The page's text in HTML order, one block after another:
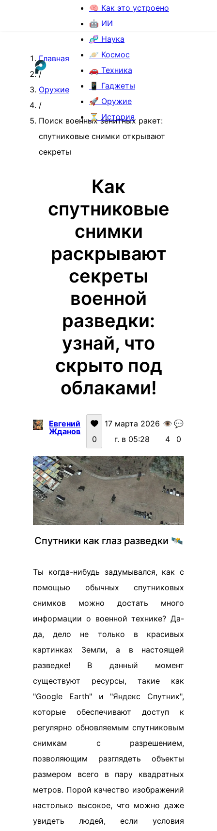
🧠 Как это устроено
🤖 ИИ
🧬 Наука
🪐 Космос
🚗 Техника
📱 Гаджеты
🚀 Оружие
⏳ История
Главная
/
Оружие
/
Поиск военных зенитных ракет:
спутниковые снимки открывают
секреты
Как
спутниковые
снимки
раскрывают
секреты
военной
разведки:
узнай, что
скрыто под
облаками!
Евгений
Жданов
0
17 марта 2026
г. в 05:28
👁️
4
💬
0
Спутники как глаз разведки 🛰️
Ты когда-нибудь задумывался, как с
помощью обычных спутниковых
снимков можно достать много
информации о военной технике? Да-
да, дело не только в красивых
картинках Земли, а в настоящей
разведке! В данный момент
существуют ресурсы, такие как
"Google Earth" и "Яндекс Спутник",
которые обеспечивают доступ к
регулярно обновляемым спутниковым
снимкам с разрешением,
позволяющим разглядеть объекты
размером всего в пару квадратных
метров. Порой качество изображений
настолько высокое, что можно даже
увидеть людей, если условия